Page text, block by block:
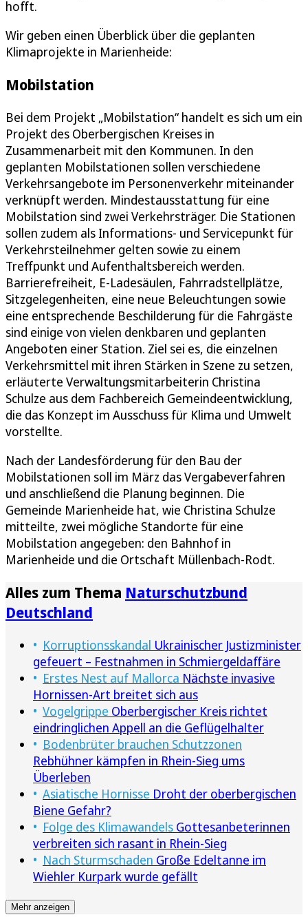
hofft.
Wir geben einen Überblick über die geplanten
Klimaprojekte in Marienheide:
Mobilstation
Bei dem Projekt „Mobilstation“ handelt es sich um ein
Projekt des Oberbergischen Kreises in
Zusammenarbeit mit den Kommunen. In den
geplanten Mobilstationen sollen verschiedene
Verkehrsangebote im Personenverkehr miteinander
verknüpft werden. Mindestausstattung für eine
Mobilstation sind zwei Verkehrsträger. Die Stationen
sollen zudem als Informations- und Servicepunkt für
Verkehrsteilnehmer gelten sowie zu einem
Treffpunkt und Aufenthaltsbereich werden.
Barrierefreiheit, E-Ladesäulen, Fahrradstellplätze,
Sitzgelegenheiten, eine neue Beleuchtungen sowie
eine entsprechende Beschilderung für die Fahrgäste
sind einige von vielen denkbaren und geplanten
Angeboten einer Station. Ziel sei es, die einzelnen
Verkehrsmittel mit ihren Stärken in Szene zu setzen,
erläuterte Verwaltungsmitarbeiterin Christina
Schulze aus dem Fachbereich Gemeindeentwicklung,
die das Konzept im Ausschuss für Klima und Umwelt
vorstellte.
Nach der Landesförderung für den Bau der
Mobilstationen soll im März das Vergabeverfahren
und anschließend die Planung beginnen. Die
Gemeinde Marienheide hat, wie Christina Schulze
mitteilte, zwei mögliche Standorte für eine
Mobilstation angegeben: den Bahnhof in
Marienheide und die Ortschaft Müllenbach-Rodt.
Alles zum Thema Naturschutzbund
Deutschland
Korruptionsskandal Ukrainischer Justizminister
gefeuert – Festnahmen in Schmiergeldaffäre
Erstes Nest auf Mallorca Nächste invasive
Hornissen-Art breitet sich aus
Vogelgrippe Oberbergischer Kreis richtet
eindringlichen Appell an die Geflügelhalter
Bodenbrüter brauchen Schutzzonen
Rebhühner kämpfen in Rhein-Sieg ums
Überleben
Asiatische Hornisse Droht der oberbergischen
Biene Gefahr?
Folge des Klimawandels Gottesanbeterinnen
verbreiten sich rasant in Rhein-Sieg
Nach Sturmschaden Große Edeltanne im
Wiehler Kurpark wurde gefällt
Mehr anzeigen